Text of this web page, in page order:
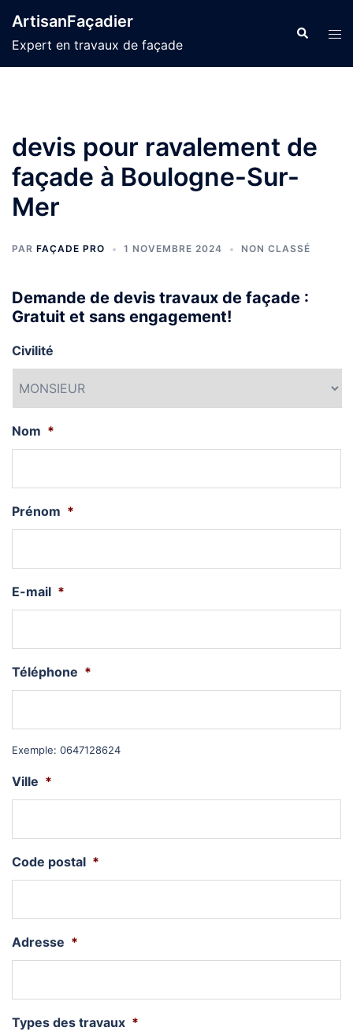
au
contenu
ArtisanFaçadier
Expert en travaux de façade
devis pour ravalement de
façade à Boulogne-Sur-
Mer
PAR FAÇADE PRO 1 NOVEMBRE 2024 NON CLASSÉ
Demande de devis travaux de façade :
Gratuit et sans engagement!
Civilité
Nom *
Prénom *
E-mail *
Téléphone *
Exemple: 0647128624
Ville *
Code postal *
Adresse *
Types des travaux *